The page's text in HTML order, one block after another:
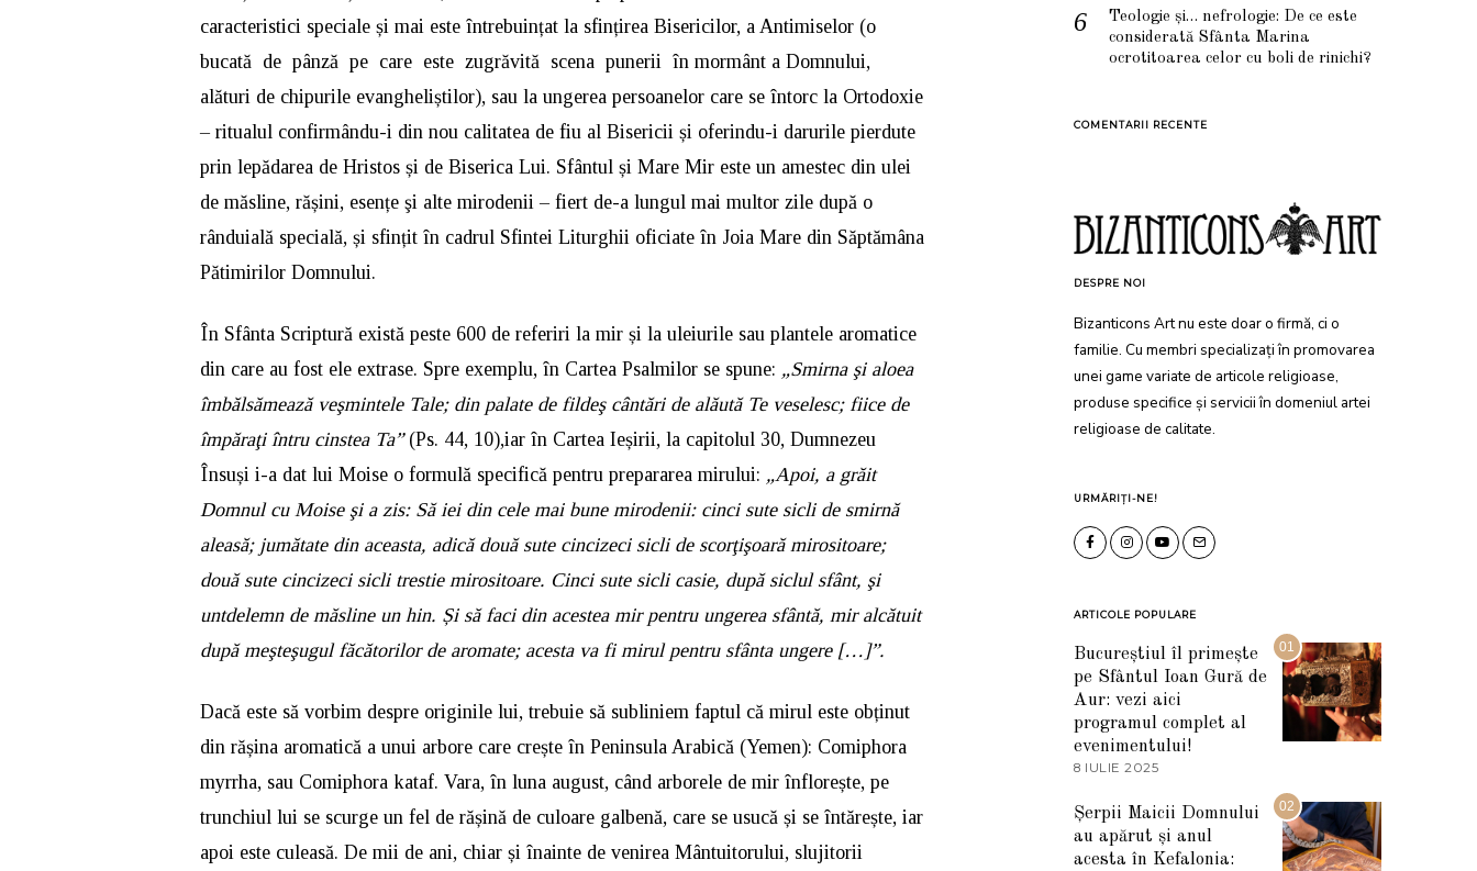
caracteristici speciale și mai este întrebuințat la sfințirea Bisericilor, a Antimiselor (o
bucată de pânză pe care este zugrăvită scena punerii în mormânt a Domnului,
alături de chipurile evangheliștilor), sau la ungerea persoanelor care se întorc la Ortodoxie
– ritualul confirmându-i din nou calitatea de fiu al Bisericii și oferindu-i darurile pierdute
prin lepădarea de Hristos și de Biserica Lui. Sfântul și Mare Mir este un amestec din ulei
de măsline, rășini, esențe şi alte mirodenii – fiert de-a lungul mai multor zile după o
rânduială specială, și sfințit în cadrul Sfintei Liturghii oficiate în Joia Mare din Săptămâna
Pătimirilor Domnului.
În Sfânta Scriptură există peste 600 de referiri la mir și la uleiurile sau plantele aromatice
din care au fost ele extrase. Spre exemplu, în Cartea Psalmilor se spune: „Smirna şi aloea
îmbălsămează veşmintele Tale; din palate de fildeş cântări de alăută Te veselesc; fiice de
împăraţi întru cinstea Ta” (Ps. 44, 10),iar în Cartea Ieșirii, la capitolul 30, Dumnezeu
Însuși i-a dat lui Moise o formulă specifică pentru prepararea mirului: „Apoi, a grăit
Domnul cu Moise şi a zis: Să iei din cele mai bune mirodenii: cinci sute sicli de smirnă
aleasă; jumătate din aceasta, adică două sute cincizeci sicli de scorţişoară mirositoare;
două sute cincizeci sicli trestie mirositoare. Cinci sute sicli casie, după siclul sfânt, şi
untdelemn de măsline un hin. Și să faci din acestea mir pentru ungerea sfântă, mir alcătuit
după meşteşugul făcătorilor de aromate; acesta va fi mirul pentru sfânta ungere […]”.
Dacă este să vorbim despre originile lui, trebuie să subliniem faptul că mirul este obținut
din rășina aromatică a unui arbore care crește în Peninsula Arabică (Yemen): Comiphora
myrrha, sau Comiphora kataf. Vara, în luna august, când arborele de mir înflorește, pe
trunchiul lui se scurge un fel de rășină de culoare galbenă, care se usucă și se întărește, iar
apoi este culeasă. De mii de ani, chiar și înainte de venirea Mântuitorului, slujitorii
Teologie și… nefrologie: De ce este
considerată Sfânta Marina
ocrotitoarea celor cu boli de rinichi?
COMENTARII RECENTE
DESPRE NOI
Bizanticons Art nu este doar o firmă, ci o
familie. Cu membri specializați în promovarea
unei game variate de articole religioase,
produse specifice și servicii în domeniul artei
religioase de calitate.
URMĂRIȚI-NE!
ARTICOLE POPULARE
01
Bucureștiul îl primește
pe Sfântul Ioan Gură de
Aur: vezi aici
programul complet al
evenimentului!
8 IULIE 2025
U
L
I
02
Șerpii Maicii Domnului
au apărut și anul
acesta în Kefalonia: